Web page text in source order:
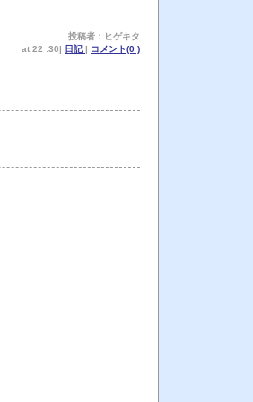
投稿者：ヒゲキタ
at 22 :30|
日記 コメント(0 )